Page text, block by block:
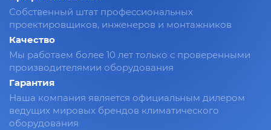
Собственный штат профессиональных
проектировщиков, инженеров и монтажников
Качество
Мы работаем более 10 лет только с проверенными
производителямии оборудования
Гарантия
Наша компания является официальным дилером
ведущих мировых брендов климатического
оборудования